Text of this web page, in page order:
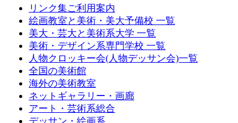
リンク集ご利用案内
絵画教室と美術・ 美大予備校 一覧
美大・芸大と 美術系大学 一覧
美術・デザイン系専門学校 一覧
人物クロッキー会(人物デッサン会)一覧
全国の美術館
海外の美術教室
ネットギャラリー・画廊
アート・芸術系総合
デッサン・絵画系